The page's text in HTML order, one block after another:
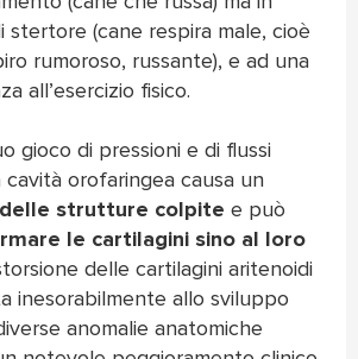
stertore (cane respira male, cioè
rumoroso, russante), e ad una
all’esercizio fisico.
gioco di pressioni e di flussi
orofaringea causa un
strutture colpite e può
le cartilagini sino al loro
delle cartilagini aritenoidi
inesorabilmente allo sviluppo
anomalie anatomiche